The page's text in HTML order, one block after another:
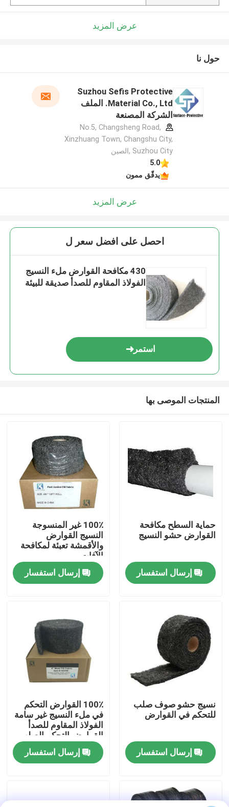
المنتجات
حولنا
مراقبة الجودة
اتصل بنا
أخبار
حماية الأرضيات
عرض المزيد
حول نا
Suzhou Sefis Protective
Material Co., Ltd. الملف
الشركة المصنعة
No.5, Changsheng Road,
Xinzhuang Town, Changshu City,
Suzhou City ,الصين
5.0
يدقّق ممون
عرض المزيد
احصل على افضل سعر ل
430 مكافحة القوارض ملء النسيج
الفولاذ المقاوم للصدأ صديقة للبيئة
استمر
المنتجات الموصى بها
حماية السطح مكافحة
القوارض حشو النسيج
إرسال استفسار
100٪ غير المنسوجة
النسيج القوارض
والأقمشة تعبئة لمكافحة
الآفات
إرسال استفسار
نسيج حشو صوف صلب
للتحكم في القوارض
إرسال استفسار
100٪ القوارض التحكم
في ملء النسيج غير سامة
الفولاذ المقاوم للصدأ
القوارض التحكم الصلب
الصوف ملء النسيج
إرسال استفسار